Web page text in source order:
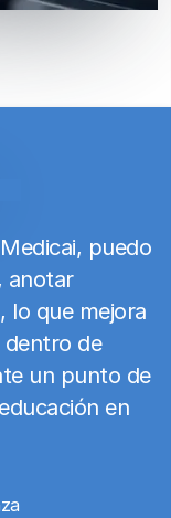
puedo
anotar
lo que mejora
dentro de
un punto de
en